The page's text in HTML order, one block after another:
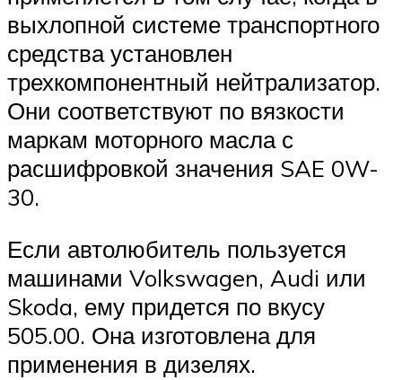
выхлопной системе транспортного
средства установлен
трехкомпонентный нейтрализатор.
Они соответствуют по вязкости
маркам моторного масла с
расшифровкой значения SAE 0W-
30.
Если автолюбитель пользуется
машинами Volkswagen, Audi или
Skoda, ему придется по вкусу
505.00. Она изготовлена для
применения в дизелях.